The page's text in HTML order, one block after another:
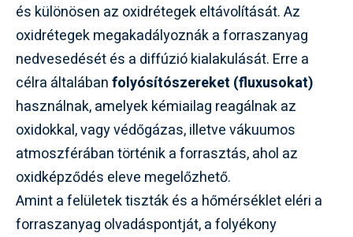
és különösen az oxidrétegek eltávolítását. Az
oxidrétegek megakadályoznák a forraszanyag
nedvesedését és a diffúzió kialakulását. Erre a
célra általábanfolyósítószereket (fluxusokat)
használnak, amelyek kémiailag reagálnak az
oxidokkal, vagy védőgázas, illetve vákuumos
atmoszférában történik a forrasztás, ahol az
oxidképződés eleve megelőzhető.
Amint a felületek tiszták és a hőmérséklet eléri a
forraszanyag olvadáspontját, a folyékony